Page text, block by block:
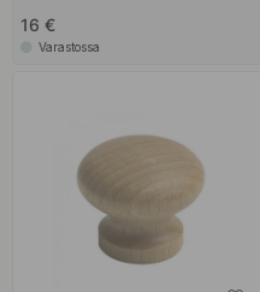
16 €
Varastossa